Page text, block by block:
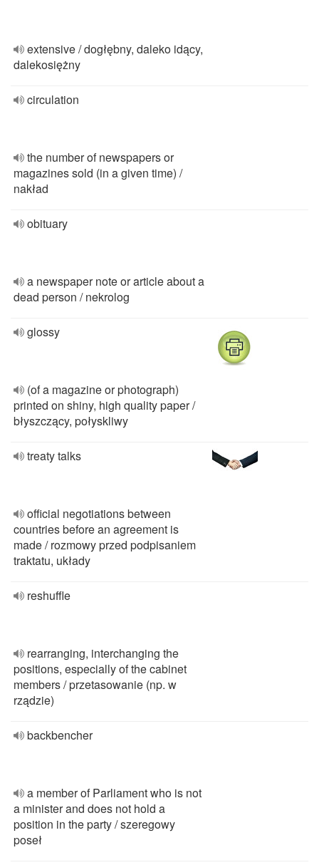
extensive / dogłębny, daleko idący,
dalekosiężny
circulation
the number of newspapers or
magazines sold (in a given time) /
nakład
obituary
a newspaper note or article about a
dead person / nekrolog
glossy
(of a magazine or photograph)
printed on shiny, high quality paper /
błyszczący, połyskliwy
treaty talks
official negotiations between
countries before an agreement is
made / rozmowy przed podpisaniem
traktatu, układy
reshuffle
rearranging, interchanging the
positions, especially of the cabinet
members / przetasowanie (np. w
rządzie)
backbencher
a member of Parliament who is not
a minister and does not hold a
position in the party / szeregowy
poseł